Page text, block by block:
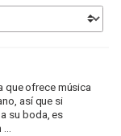
que ofrece música
así que si
su boda, es